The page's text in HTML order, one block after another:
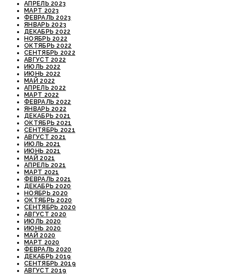
АПРЕЛЬ 2023
МАРТ 2023
ФЕВРАЛЬ 2023
ЯНВАРЬ 2023
ДЕКАБРЬ 2022
НОЯБРЬ 2022
ОКТЯБРЬ 2022
СЕНТЯБРЬ 2022
АВГУСТ 2022
ИЮЛЬ 2022
ИЮНЬ 2022
МАЙ 2022
АПРЕЛЬ 2022
МАРТ 2022
ФЕВРАЛЬ 2022
ЯНВАРЬ 2022
ДЕКАБРЬ 2021
ОКТЯБРЬ 2021
СЕНТЯБРЬ 2021
АВГУСТ 2021
ИЮЛЬ 2021
ИЮНЬ 2021
МАЙ 2021
АПРЕЛЬ 2021
МАРТ 2021
ФЕВРАЛЬ 2021
ДЕКАБРЬ 2020
НОЯБРЬ 2020
ОКТЯБРЬ 2020
СЕНТЯБРЬ 2020
АВГУСТ 2020
ИЮЛЬ 2020
ИЮНЬ 2020
МАЙ 2020
МАРТ 2020
ФЕВРАЛЬ 2020
ДЕКАБРЬ 2019
СЕНТЯБРЬ 2019
АВГУСТ 2019